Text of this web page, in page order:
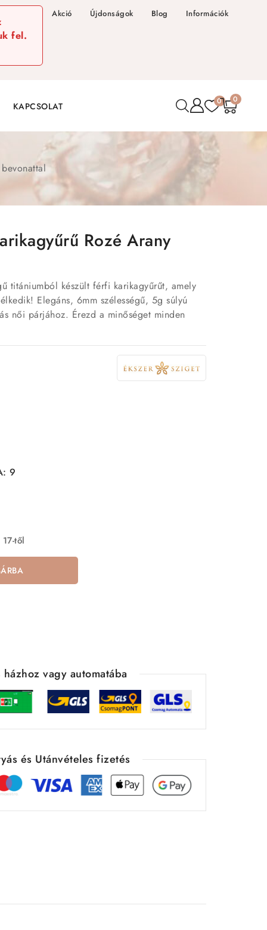
fel.
Akció Újdonságok Blog Információk
KAPCSOLAT 0 0
Rozé Arany
titániumból készült férfi karikagyűrűt, amely
Elegáns, 6mm szélességű, 5g súlyú
női párjához. Érezd a minőséget minden
9
től
házhoz vagy automatába
és Utánvételes fizetés